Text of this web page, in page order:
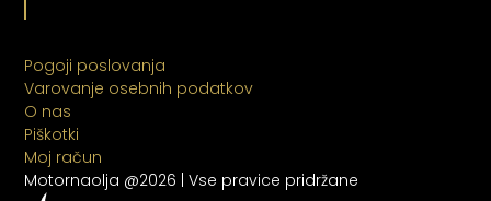
Pogoji poslovanja
Varovanje osebnih podatkov
O nas
Piškotki
Moj račun
Motornaolja @2026 | Vse pravice pridržane